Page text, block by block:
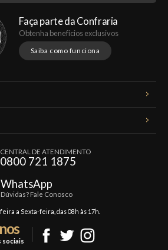
Faça parte da Confraria
Obtenha benefícios exclusivos
Saiba como funciona
CENTRAL DE ATENDIMENTO
0800 721 1875
WhatsApp
Dúvidas? Fale Conosco
a Sexta-feira, das 08h às 17h.
sociais